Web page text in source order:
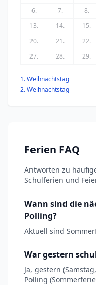
6.
7. 8.
13.
14. 15.
20.
21. 22.
27.
28. 29.
1. Weihnachtstag
2. Weihnachtstag
Ferien FAQ
Antworten zu
Schulferien und
Wann sind die
Polling?
Aktuell sind
War gestern
Ja, gestern
Polling